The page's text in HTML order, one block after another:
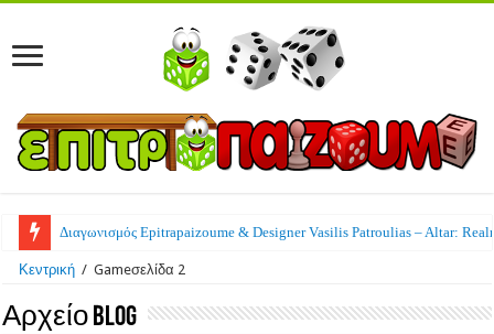
Διαγωνισμός Epitrapaizoume & Designer Vasilis Patroulias – Altar:
Κεντρική / Gameσελίδα 2
Αρχείο Blog